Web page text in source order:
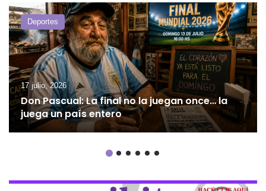
Deportes
17 julio, 2026
Don Pascual: La final no la juegan once… la
juega un país entero